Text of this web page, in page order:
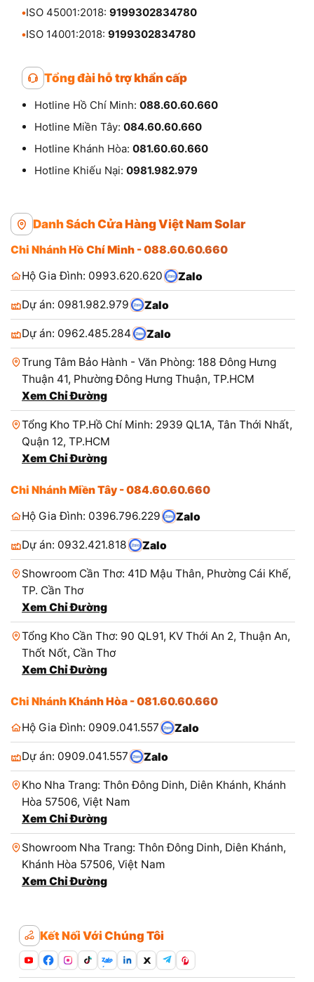
•ISO 45001:2018: 9199302834780
•ISO 14001:2018: 9199302834780
Tổng đài hỗ trợ khẩn cấp
Hotline Hồ Chí Minh: 088.60.60.660
Hotline Miền Tây: 084.60.60.660
Hotline Khánh Hòa: 081.60.60.660
Hotline Khiếu Nại: 0981.982.979
Danh Sách Cửa Hàng Việt Nam Solar
Chi Nhánh Hồ Chí Minh - 088.60.60.660
Hộ Gia Đình: 0993.620.620
Zalo
Dự án: 0981.982.979 Zalo
Dự án: 0962.485.284 Zalo
Trung Tâm Bảo Hành - Văn Phòng: 188 Đông Hưng
Thuận 41, Phường Đông Hưng Thuận, TP.HCM
Xem Chỉ Đường
Tổng Kho TP.Hồ Chí Minh: 2939 QL1A, Tân Thới Nhất,
Quận 12, TP.HCM
Xem Chỉ Đường
Chi Nhánh Miền Tây - 084.60.60.660
Hộ Gia Đình: 0396.796.229
Zalo
Dự án: 0932.421.818 Zalo
Showroom Cần Thơ: 41D Mậu Thân, Phường Cái Khế,
TP. Cần Thơ
Xem Chỉ Đường
Tổng Kho Cần Thơ: 90 QL91, KV Thới An 2, Thuận An,
Thốt Nốt, Cần Thơ
Xem Chỉ Đường
Chi Nhánh Khánh Hòa - 081.60.60.660
Hộ Gia Đình: 0909.041.557
Zalo
Dự án: 0909.041.557 Zalo
Kho Nha Trang: Thôn Đông Dinh, Diên Khánh, Khánh
Hòa 57506, Việt Nam
Xem Chỉ Đường
Showroom Nha Trang: Thôn Đông Dinh, Diên Khánh,
Khánh Hòa 57506, Việt Nam
Xem Chỉ Đường
Kết Nối Với Chúng Tôi
Zalo